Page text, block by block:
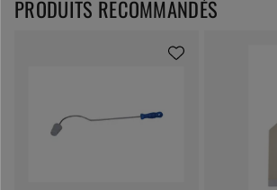
PRODUITS RECOMMANDÉS